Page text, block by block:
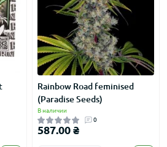
Rainbow Road feminised
(Paradise Seeds)
В наличии
0
587.00 ₴